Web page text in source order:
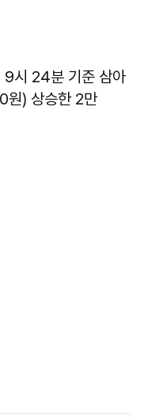
9시 24분 기준 삼아
원) 상승한 2만